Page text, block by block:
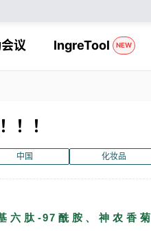
议 IngreTool NEW
！！
中国 化妆品
六肽-97酰胺、神农香菊